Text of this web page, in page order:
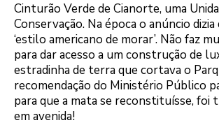
Cinturão Verde de Cianorte, uma
Conservação. Na época o anúncio dizia
‘estilo americano de morar’. Não faz
para dar acesso a um construção de
estradinha de terra que cortava o
recomendação do Ministério Público
para que a mata se reconstituísse, foi
em avenida!